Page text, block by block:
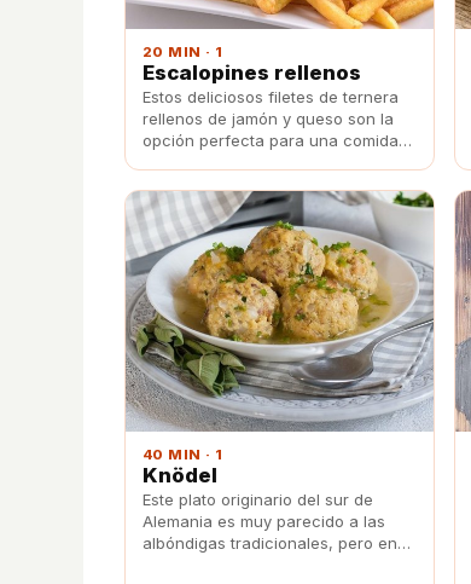
20 MIN · 1
Escalopines rellenos
Estos deliciosos filetes de ternera
rellenos de jamón y queso son la
opción perfecta para una comida o
igual.
40 MIN · 1
Knödel
Este plato originario del sur de
Alemania es muy parecido a las
albóndigas tradicionales, pero en